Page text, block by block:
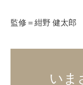
監修＝紺野 健太郎
いま